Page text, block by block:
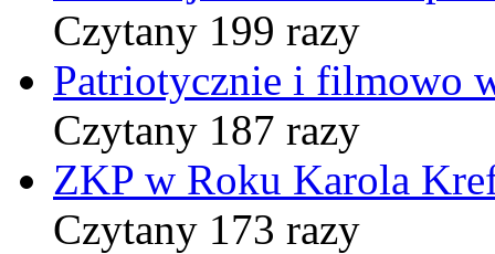
Czytany 199 razy
Patriotycznie i filmowo
Czytany 187 razy
ZKP w Roku Karola
Czytany 173 razy